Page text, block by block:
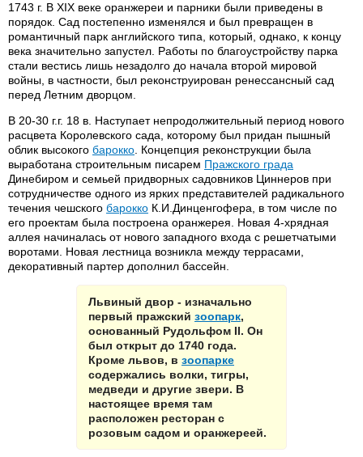
1743 г. В XIX веке оранжереи и парники были приведены в
порядок. Сад постепенно изменялся и был превращен в
романтичный парк английского типа, который, однако, к концу
века значительно запустел. Работы по благоустройству парка
стали вестись лишь незадолго до начала второй мировой
войны, в частности, был реконструирован ренессансный сад
перед Летним дворцом.
В 20-30 г.г. 18 в. Наступает непродолжительный период нового
расцвета Королевского сада, которому был придан пышный
облик высокого барокко . Концепция реконструкции была
выработана строительным писарем Пражского града
Динебиром и семьей придворных садовников Циннеров при
сотрудничестве одного из ярких представителей радикального
течения чешского барокко К.И.Динценгофера, в том числе по
его проектам была построена оранжерея. Новая 4-хрядная
аллея начиналась от нового западного входа с решетчатыми
воротами. Новая лестница возникла между террасами,
декоративный партер дополнил бассейн.
Львиный двор - изначально
первый пражский зоопарк,
основанный Рудольфом II. Он
был открыт до 1740 года.
Кроме львов, в зоопарке
содержались волки, тигры,
медведи и другие звери. В
настоящее время там
расположен ресторан с
розовым садом и оранжереей.